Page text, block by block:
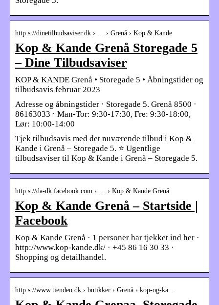
http s://dinetilbudsaviser.dk › … › Grenå › Kop & Kande
Kop & Kande Grenå Storegade 5
– Dine Tilbudsaviser
KOP & KANDE Grenå • Storegade 5 • Åbningstider og
tilbudsavis februar 2023
Adresse og åbningstider · Storegade 5. Grenå 8500 ·
86163033 · Man-Tor: 9:30-17:30, Fre: 9:30-18:00,
Lør: 10:00-14:00
Tjek tilbudsavis med det nuværende tilbud i Kop &
Kande i Grenå – Storegade 5. ⭐ Ugentlige
tilbudsaviser til Kop & Kande i Grenå – Storegade 5.
http s://da-dk.facebook.com › … › Kop & Kande Grenå
Kop & Kande Grenå – Startside |
Facebook
Kop & Kande Grenå · 1 personer har tjekket ind her ·
http://www.kop-kande.dk/ · +45 86 16 30 33 ·
Shopping og detailhandel.
http s://www.tiendeo.dk › butikker › Grenå › kop-og-ka…